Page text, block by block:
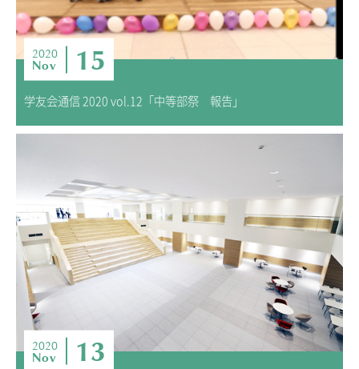
2020
Nov 15
学友会通信 2020 vol.12「中等部祭 報告」
2020
Nov 13